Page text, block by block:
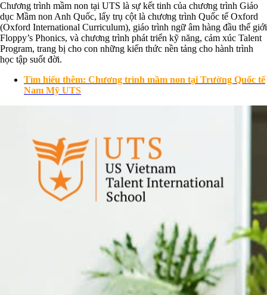
Chương trình mầm non tại UTS là sự kết tinh của chương trình Giáo
dục Mầm non Anh Quốc, lấy trụ cột là chương trình Quốc tế Oxford
(Oxford International Curriculum), giáo trình ngữ âm hàng đầu thế giới
Floppy’s Phonics, và chương trình phát triển kỹ năng, cảm xúc Talent
Program, trang bị cho con những kiến thức nền tảng cho hành trình
học tập suốt đời.
Tìm hiểu thêm: Chương trình mầm non tại Trường Quốc tế
Nam Mỹ UTS